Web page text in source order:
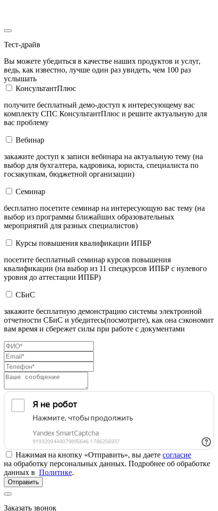
Тест-драйв
Вы можете убедиться в качестве наших продуктов и услуг,
ведь, как известно, лучше один раз увидеть, чем 100 раз
услышать
КонсультантПлюс
получите бесплатный демо-доступ к интересующему вас
комплекту СПС КонсультантПлюс и решите актуальную для
вас проблему
Вебинар
закажите доступ к записи вебинара на актуальную тему (на
выбор для бухгалтера, кадровика, юриста, специалиста по
госзакупкам, бюджетной организации)
Семинар
бесплатно посетите семинар на интересующую вас тему (на
выбор из программы ближайших образовательных
мероприятий для разных специалистов)
Курсы повышения квалификации ИПБР
посетите бесплатный семинар курсов повышения
квалификации (на выбор из 11 спецкурсов ИПБР с нулевого
уровня до аттестации ИПБР)
СБиС
закажите бесплатную демонстрацию системы электронной
отчетности СБиС и убедитесь(посмотрите), как она сэкономит
вам время и сбережет силы при работе с документами
Нажимая на кнопку «Отправить», вы даете согласие
на обработку персональных данных. Подробнее об обработке
данных в Политике.
Отправить
Заказать звонок